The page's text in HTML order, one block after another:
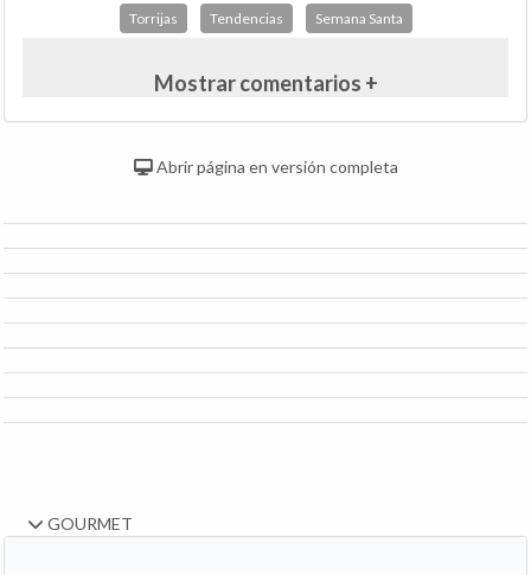
Torrijas Tendencias Semana Santa
Mostrar comentarios +
Abrir página en versión completa
GOURMET